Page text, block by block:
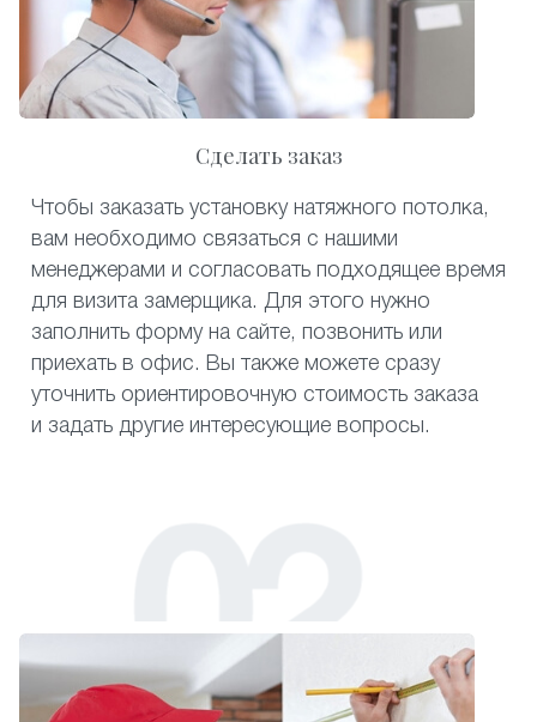
Сделать заказ
Чтобы заказать установку натяжного потолка,
вам необходимо связаться с нашими
менеджерами и согласовать подходящее время
для визита замерщика. Для этого нужно
заполнить форму на сайте, позвонить или
приехать в офис. Вы также можете сразу
уточнить ориентировочную стоимость заказа
и задать другие интересующие вопросы.